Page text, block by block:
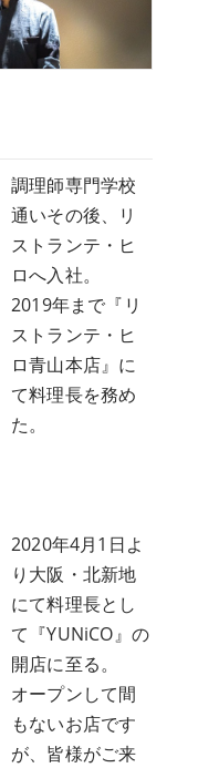
調理師専門学校
通いその後、リ
ストランテ・ヒ
ロへ入社。
2019年まで『リ
ストランテ・ヒ
ロ青山本店』に
て料理長を務め
た。
2020年4月1日よ
り大阪・北新地
にて料理長とし
て『YUNiCO』の
開店に至る。
オープンして間
もないお店です
が、皆様がご来